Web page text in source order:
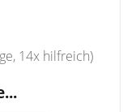
14x hilfreich)